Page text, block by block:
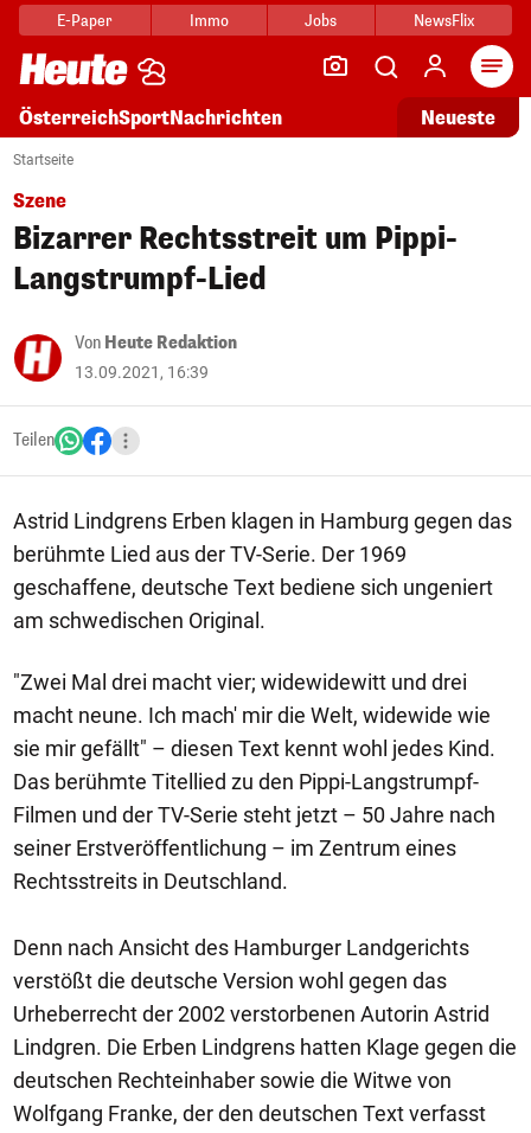
E-Paper Immo Jobs NewsFlix
ÖsterreichSportNachrichten Neueste
Startseite
Szene
Bizarrer Rechtsstreit um Pippi-
Langstrumpf-Lied
Von Heute Redaktion
13.09.2021, 16:39
Teilen
Astrid Lindgrens Erben klagen in Hamburg gegen das
berühmte Lied aus der TV-Serie. Der 1969
geschaffene, deutsche Text bediene sich ungeniert
am schwedischen Original.
"Zwei Mal drei macht vier; widewidewitt und drei
macht neune. Ich mach' mir die Welt, widewide wie
sie mir gefällt" – diesen Text kennt wohl jedes Kind.
Das berühmte Titellied zu den Pippi-Langstrumpf-
Filmen und der TV-Serie steht jetzt – 50 Jahre nach
seiner Erstveröffentlichung – im Zentrum eines
Rechtsstreits in Deutschland.
Denn nach Ansicht des Hamburger Landgerichts
verstößt die deutsche Version wohl gegen das
Urheberrecht der 2002 verstorbenen Autorin Astrid
Lindgren. Die Erben Lindgrens hatten Klage gegen die
deutschen Rechteinhaber sowie die Witwe von
Wolfgang Franke, der den deutschen Text verfasst